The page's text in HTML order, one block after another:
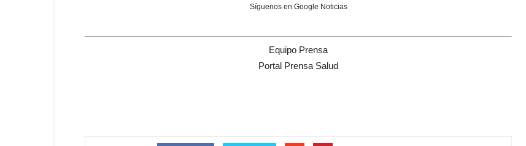
Síguenos en Google Noticias
Equipo Prensa
Portal Prensa Salud